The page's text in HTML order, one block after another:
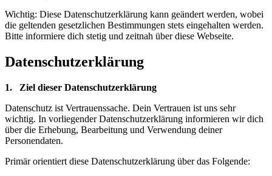
Wichtig: Diese Datenschutzerklärung kann geändert werden, wobei
die geltenden gesetzlichen Bestimmungen stets eingehalten werden.
Bitte informiere dich stetig und zeitnah über diese Webseite.
Datenschutzerklärung
1. Ziel dieser Datenschutzerklärung
Datenschutz ist Vertrauenssache. Dein Vertrauen ist uns sehr
wichtig. In vorliegender Datenschutzerklärung informieren wir dich
über die Erhebung, Bearbeitung und Verwendung deiner
Personendaten.
Primär orientiert diese Datenschutzerklärung über das Folgende: